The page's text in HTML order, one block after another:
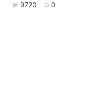
9720 0